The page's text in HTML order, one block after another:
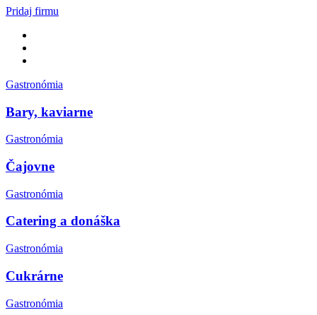
Pridaj firmu
Gastronómia
Bary, kaviarne
Gastronómia
Čajovne
Gastronómia
Catering a donáška
Gastronómia
Cukrárne
Gastronómia